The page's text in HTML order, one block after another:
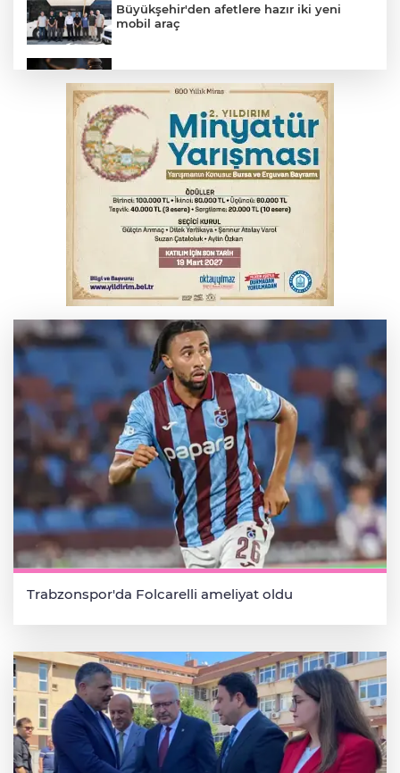
Büyükşehir'den afetlere hazır iki yeni
mobil araç
Yargıtay’dan primle çalışanlara müjde
Bakan Gürlek, Uğur Mumcu’nun ailesi ile
bir araya geldi
Serbest piyasada altın fiyatları...
Bursa’da bugün hava nasıl olacak?
Trabzonspor'da Folcarelli ameliyat oldu